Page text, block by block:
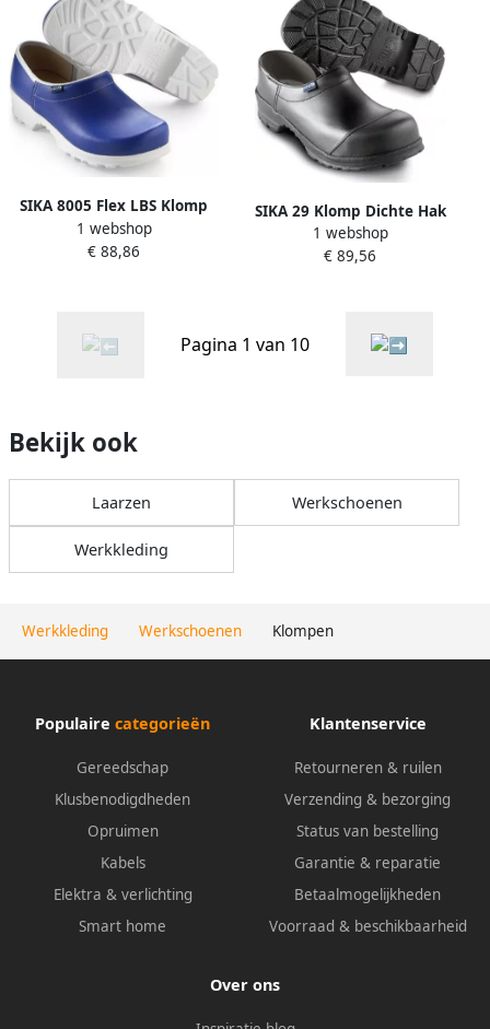
Werkkleding Werkschoenen Klompen
SIKA 8005 Flex LBS Klomp
Dichte Hak OB Zwart
16.089.019.43
1 webshop
€ 88,86
SIKA 29 Klomp Dichte Hak
Pu zool + KN S3 Zwart
16.089.001.44
1 webshop
€ 89,56
Pagina 1 van 10
Bekijk ook
Laarzen Werkschoenen
Werkkleding
Populaire categorieën
Gereedschap
Klusbenodigdheden
Opruimen
Kabels
Elektra & verlichting
Smart home
Klantenservice
Retourneren & ruilen
Verzending & bezorging
Status van bestelling
Garantie & reparatie
Betaalmogelijkheden
Voorraad & beschikbaarheid
Over ons